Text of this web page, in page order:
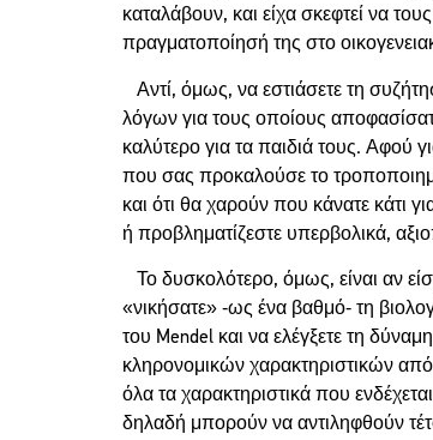
καταλάβουν, και είχα σκεφτεί να
πραγματοποίησή της στο
Αντί, όμως, να εστιάσετε τη
λόγων για τους οποίους
καλύτερο για τα παιδιά τους. Αφού
που σας προκαλούσε το
και ότι θα χαρούν που κάνατε κάτι
ή προβληματίζεστε υπερβολικά,
Το δυσκολότερο, όμως, είναι αν
«νικήσατε» -ως ένα βαθμό- τη
του Mendel και να ελέγξετε τη
κληρονομικών χαρακτηριστικών
όλα τα χαρακτηριστικά που
δηλαδή μπορούν να αντιληφθούν